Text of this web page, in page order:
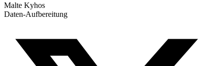
Malte Kyhos
Daten-Aufbereitung